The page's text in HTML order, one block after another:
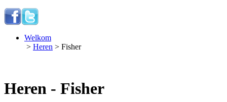
Welkom
> Heren > Fisher
Heren - Fisher